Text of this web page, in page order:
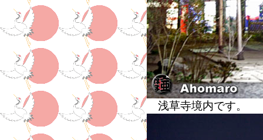
浅草寺境内です。